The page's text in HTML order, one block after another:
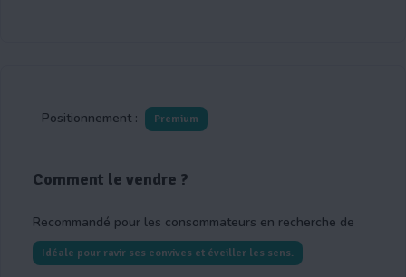
Positionnement : Premium
Comment le vendre ?
Recommandé pour les consommateurs en recherche de
Idéale pour ravir ses convives et éveiller les sens.